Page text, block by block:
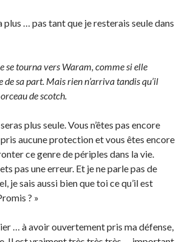
plus … pas tant que je resterais seule dans
se tourna vers Waram, comme si elle
de sa part. Mais rien n’arriva tandis qu’il
de scotch.
plus seule. Vous n’êtes pas encore
pris aucune protection et vous êtes encore
ce genre de périples dans la vie.
pas une erreur. Et je ne parle pas de
je sais aussi bien que toi ce qu’il est
? »
… à avoir ouvertement pris ma défense,